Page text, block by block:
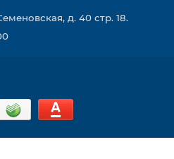
д. 40 стр. 18.